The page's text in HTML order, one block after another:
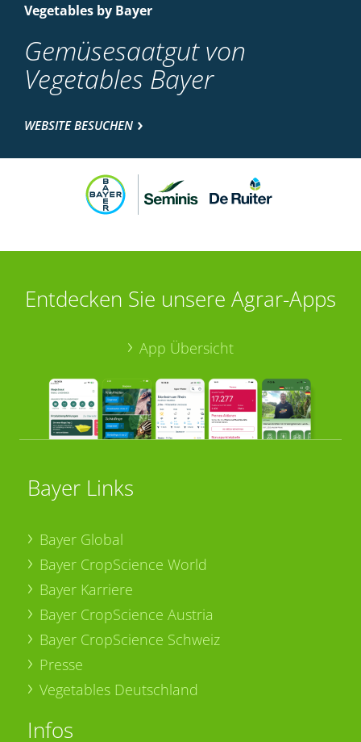
Vegetables by Bayer
Gemüsesaatgut von
Vegetables Bayer
WEBSITE BESUCHEN
Entdecken Sie unsere Agrar-Apps
App Übersicht
Bayer Links
Bayer Global
Bayer CropScience World
Bayer Karriere
Bayer CropScience Austria
Bayer CropScience Schweiz
Presse
Vegetables Deutschland
Infos